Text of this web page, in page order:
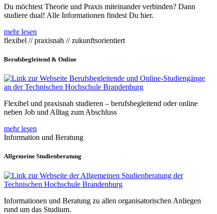
Du möchtest Theorie und Praxis miteinander verbinden? Dann
studiere dual! Alle Informationen findest Du hier.
mehr lesen
flexibel // praxisnah // zukunftsorientiert
Berufsbegleitend & Online
Flexibel und praxisnah studieren – berufsbegleitend oder online
neben Job und Alltag zum Abschluss
mehr lesen
Information und Beratung
Allgemeine Studienberatung
Informationen und Beratung zu allen organisatorischen Anliegen
rund um das Studium.